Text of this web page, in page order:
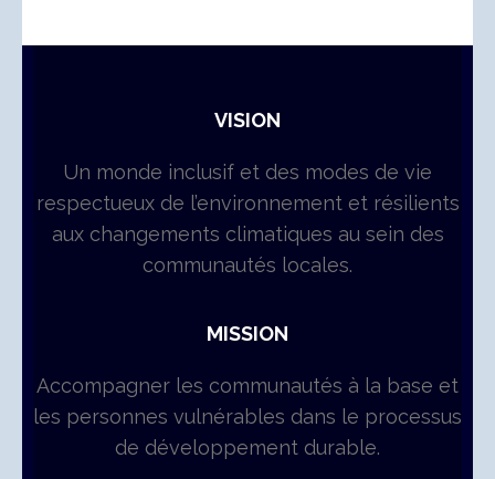
VISION
Un monde inclusif et des modes de vie
respectueux de l’environnement et résilients
aux changements climatiques au sein des
communautés locales.
MISSION
Accompagner les communautés à la base et
les personnes vulnérables dans le processus
de développement durable.